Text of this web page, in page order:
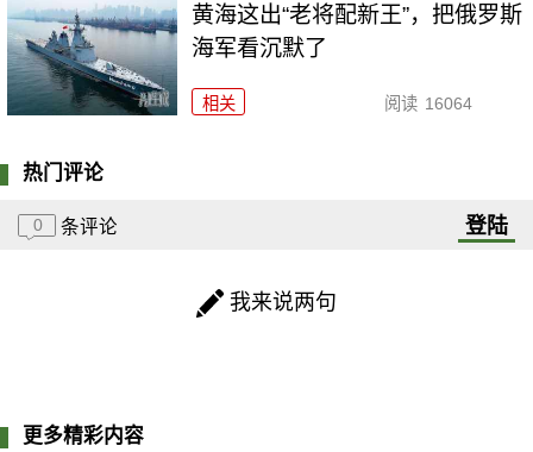
黄海这出“老将配新王”，把俄罗斯
海军看沉默了
相关 阅读 16064
热门评论
0 条评论 登陆
我来说两句
更多精彩内容